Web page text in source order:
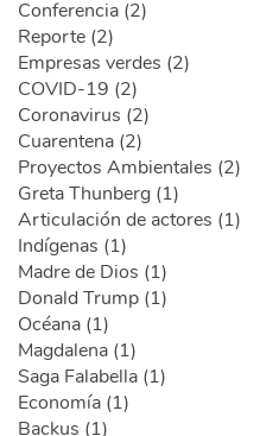
Conferencia (2)
Reporte (2)
Empresas verdes (2)
COVID-19 (2)
Coronavirus (2)
Cuarentena (2)
Proyectos Ambientales (2)
Greta Thunberg (1)
Articulación de actores (1)
Indígenas (1)
Madre de Dios (1)
Donald Trump (1)
Océana (1)
Magdalena (1)
Saga Falabella (1)
Economía (1)
Backus (1)